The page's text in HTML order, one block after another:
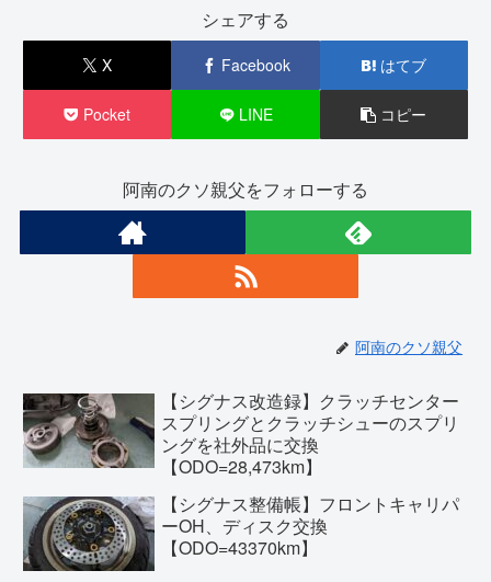
シェアする
X Facebook はてブ
Pocket LINE コピー
阿南のクソ親父をフォローする
阿南のクソ親父
【シグナス改造録】クラッチセンター
スプリングとクラッチシューのスプリ
ングを社外品に交換
【ODO=28,473km】
【シグナス整備帳】フロントキャリパ
ーOH、ディスク交換
【ODO=43370km】